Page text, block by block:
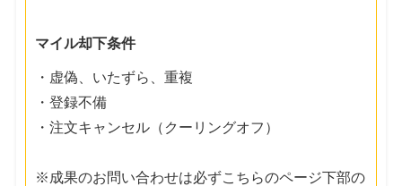
マイル却下条件
・虚偽、いたずら、重複
・登録不備
・注文キャンセル（クーリングオフ）
※成果のお問い合わせは必ずこちらのページ下部の